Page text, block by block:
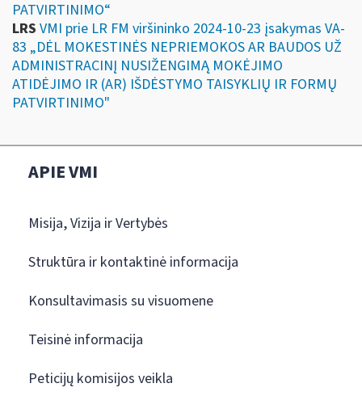
PATVIRTINIMO“
LRS VMI prie LR FM viršininko 2024-10-23 įsakymas VA-
83 „DĖL MOKESTINĖS NEPRIEMOKOS AR BAUDOS UŽ
ADMINISTRACINĮ NUSIŽENGIMĄ MOKĖJIMO
ATIDĖJIMO IR (AR) IŠDĖSTYMO TAISYKLIŲ IR FORMŲ
PATVIRTINIMO"
APIE VMI
Misija, Vizija ir Vertybės
Struktūra ir kontaktinė informacija
Konsultavimasis su visuomene
Teisinė informacija
Peticijų komisijos veikla